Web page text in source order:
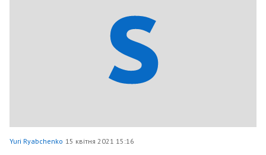
Yuri Ryabchenko 15 квітня 2021 15:16